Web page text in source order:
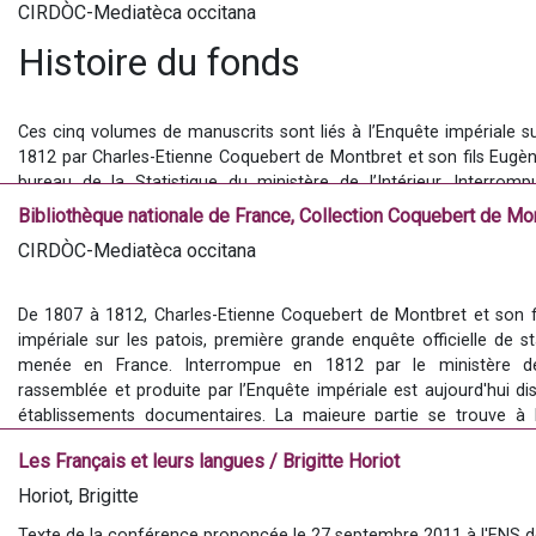
La Dialectologie : aperçu historique et méthodes d'enquêtes
représentations des élites et des institutions concernant les
CIRDÒC-Mediatèca occitana
Histoire du fonds
Ces cinq volumes de manuscrits sont liés à l’Enquête impériale
1812 par Charles-Etienne Coquebert de Montbret et son fils
bureau de la Statistique du ministère de l’Intérieur.
rassemblée par l’Enquête impériale est dispersée entre
documentaires. La majeure partie se trouve à la
Montbret), dans la section de linguistique de la Collection
corpus “Enquêtes linguistiques sur
Description du fonds
Bibliothèque nationale de France, Collection Coquebert de
CIRDÒC-Mediatèca occitana
De 1807 à 1812, Charles-Etienne Coquebert de Montbret et son
impériale sur les patois, première grande enquête officielle de
menée en France. Interrompue en 1812 par le ministère
rassemblée et produite par l’Enquête impériale est aujourd'hui
établissements documentaires. La majeure partie se trouve
Collection Coquebert de Montbret (NAF 20080-20081), et aux
Les Français et leurs langues / Brigitte Horiot
Horiot, Brigitte